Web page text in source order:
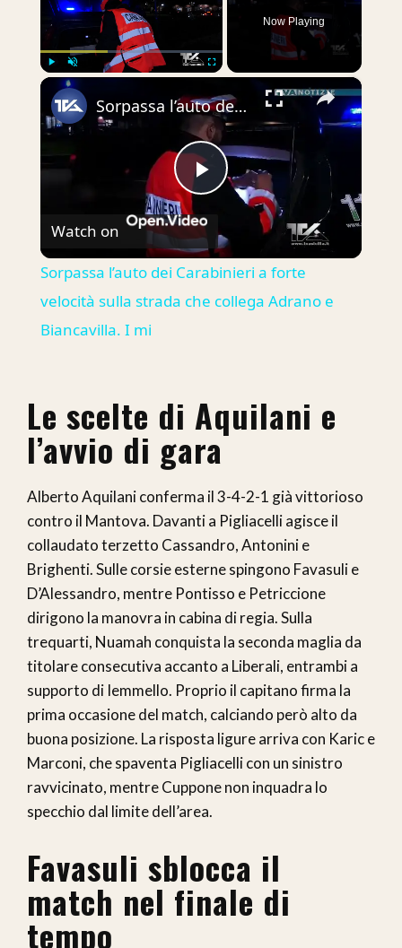
Play Unmute
Now Playing
×
Play
Video
Sorpassa l’auto dei Carabinieri a forte velocità sulla strada che collega Adrano e Biancavilla. I mi
Watch on
Sorpassa l’auto dei Carabinieri a forte
velocità sulla strada che collega Adrano e
Biancavilla. I mi
Le scelte di Aquilani e
l’avvio di gara
Alberto Aquilani conferma il 3-4-2-1 già vittorioso
contro il Mantova. Davanti a Pigliacelli agisce il
collaudato terzetto Cassandro, Antonini e
Brighenti. Sulle corsie esterne spingono Favasuli e
D’Alessandro, mentre Pontisso e Petriccione
dirigono la manovra in cabina di regia. Sulla
trequarti, Nuamah conquista la seconda maglia da
titolare consecutiva accanto a Liberali, entrambi a
supporto di Iemmello. Proprio il capitano firma la
prima occasione del match, calciando però alto da
buona posizione. La risposta ligure arriva con Karic e
Marconi, che spaventa Pigliacelli con un sinistro
ravvicinato, mentre Cuppone non inquadra lo
specchio dal limite dell’area.
Favasuli sblocca il
match nel finale di
tempo